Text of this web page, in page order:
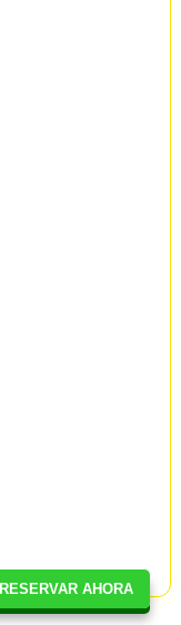
RESERVAR AHORA